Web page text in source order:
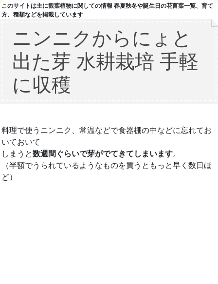
このサイトは主に観葉植物に関しての情報 春夏秋冬や誕生日の花言葉一覧、育て
方、種類などを掲載しています
ニンニクからにょと
出た芽 水耕栽培 手軽
に収穫
料理で使うニンニク、常温などで食器棚の中などに忘れてお
いておいて
しまうと数週間ぐらいで芽がでてきてしまいます。
（半額でうられているようなものを買うともっと早く数日ほ
ど）